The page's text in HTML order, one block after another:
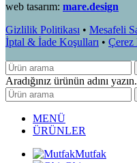
web tasarım: mare.design
Gizlilik Politikası • Mesafeli
İptal & İade Koşulları • Çerez
Aradığınız ürünün adını yazın.
MENÜ
ÜRÜNLER
Mutfak